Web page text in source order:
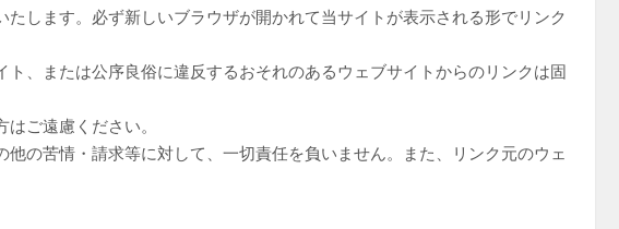
します。必ず新しいブラウザが開かれて当サイトが表示される形でリンク
、または公序良俗に違反するおそれのあるウェブサイトからのリンクは固
ご遠慮ください。
の苦情・請求等に対して、一切責任を負いません。また、リンク元のウェ